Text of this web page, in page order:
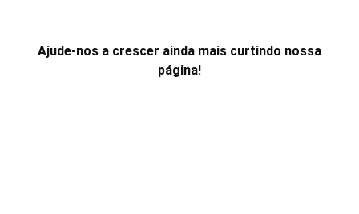
Ajude-nos a crescer ainda mais curtindo nossa
página!